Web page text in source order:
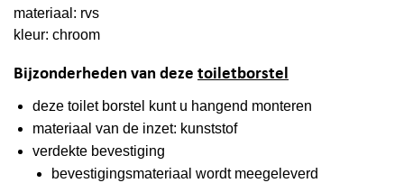
materiaal: rvs
kleur: chroom
Bijzonderheden van deze toiletborstel
deze toilet borstel kunt u hangend monteren
materiaal van de inzet: kunststof
verdekte bevestiging
bevestigingsmateriaal wordt meegeleverd